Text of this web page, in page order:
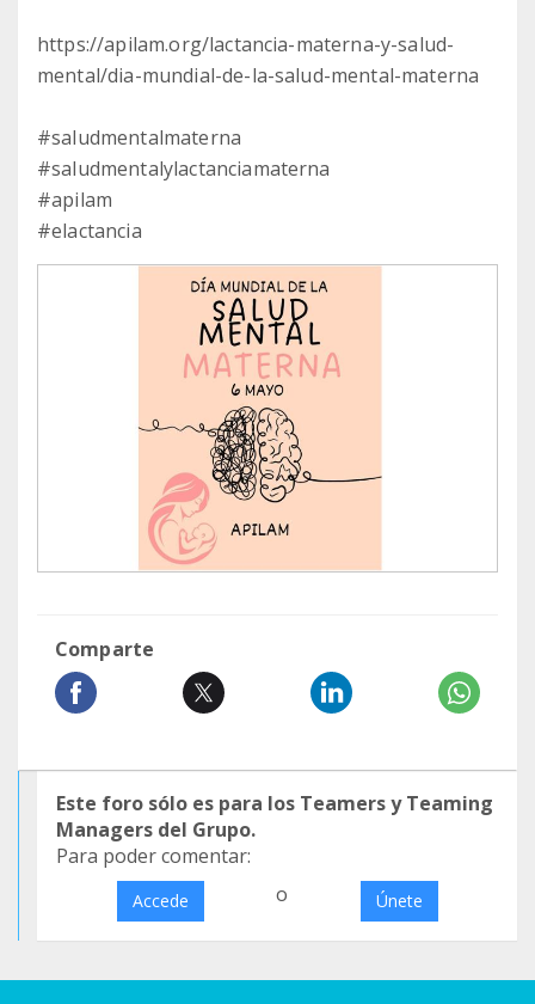
https://apilam.org/lactancia-materna-y-salud-
mental/dia-mundial-de-la-salud-mental-materna
#saludmentalmaterna
#saludmentalylactanciamaterna
#apilam
#elactancia
Comparte
Este foro sólo es para los Teamers y Teaming
Managers del Grupo.
Para poder comentar:
Accede o Únete